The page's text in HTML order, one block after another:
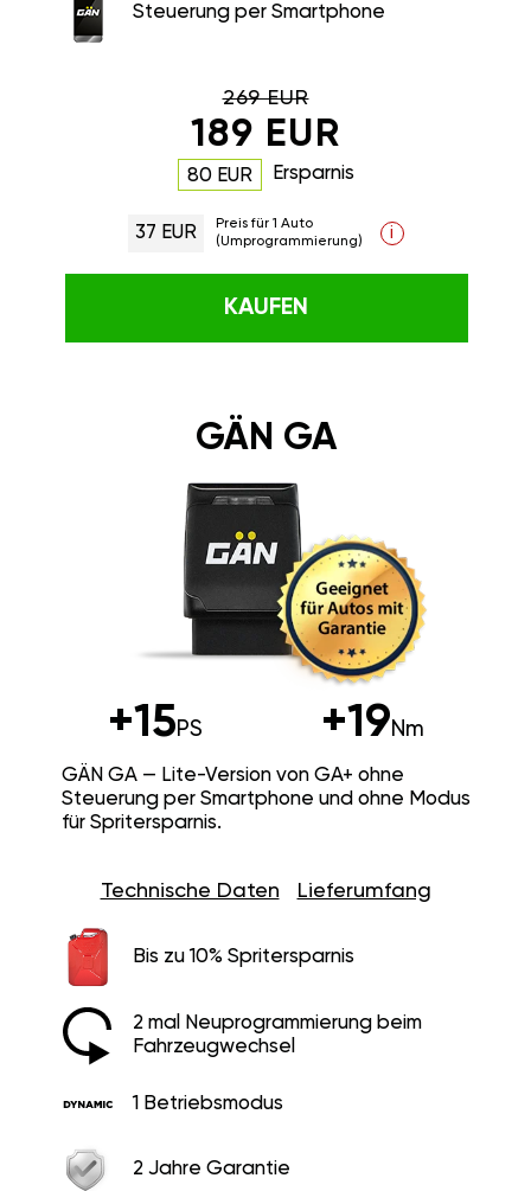
Steuerung per Smartphone
269 EUR
189 EUR
80 EUR Ersparnis
37 EUR
Preis für 1 Auto
(Umprogrammierung)
i
KAUFEN
GÄN GA
+15PS +19Nm
GÄN GA — Lite-Version von GA+ ohne
Steuerung per Smartphone und ohne Modus
für Spritersparnis.
Technische Daten Lieferumfang
Bis zu 10% Spritersparnis
2 mal Neuprogrammierung beim
Fahrzeugwechsel
1 Betriebsmodus
2 Jahre Garantie